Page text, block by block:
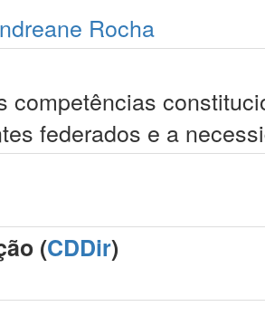
Rocha
competências
federados e a
(CDDir)